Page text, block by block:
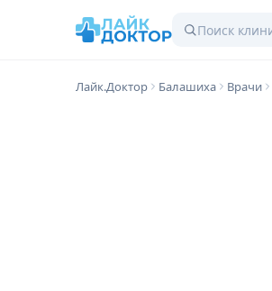
Лайк.Доктор Балашиха Врачи